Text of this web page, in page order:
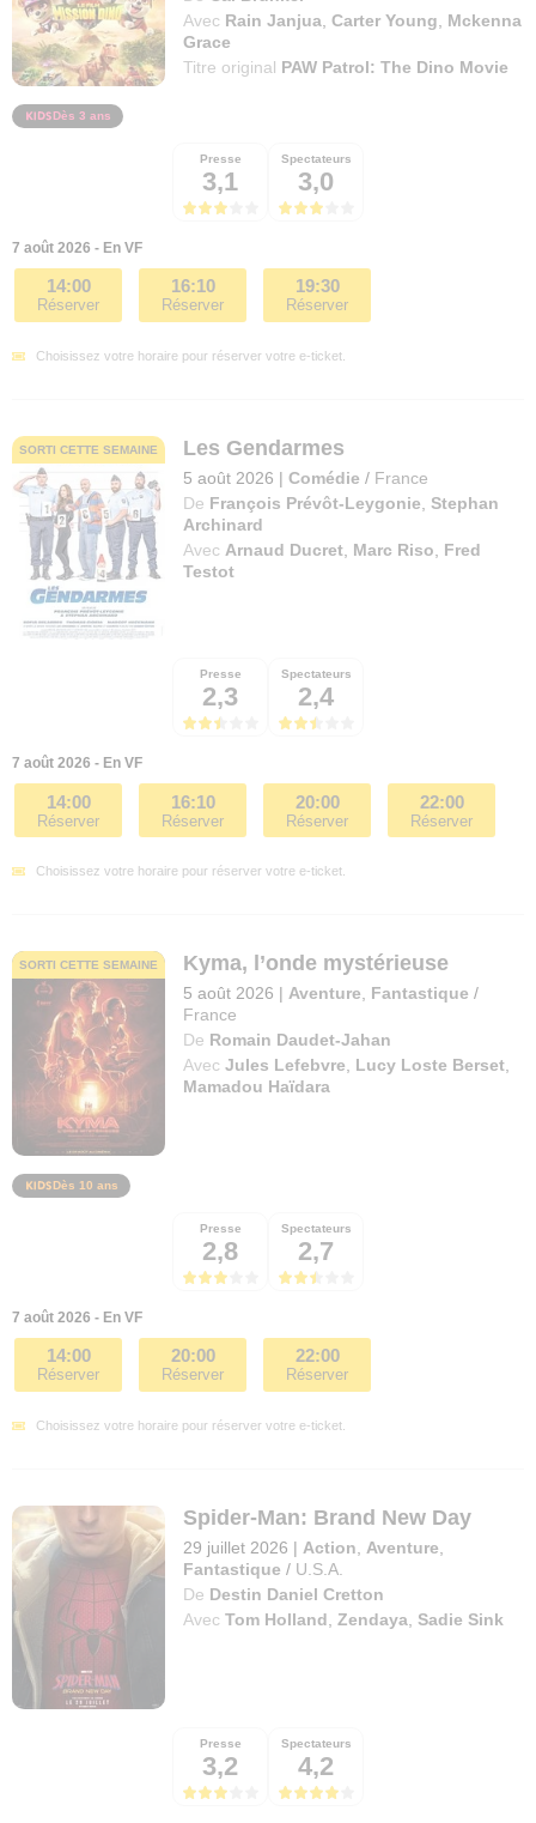
Avec Rain Janjua ,Carter Young
Mckenna
Grace
Titre original PAW Patrol: The Dino Movie
Dès 3 ans
Presse
3,1
Spectateurs
3,0
7 août 2026 - En VF
14:00
Réserver
16:10
Réserver
19:30
Réserver
Choisissez votre horaire pour réserver votre e-ticket.
SORTI CETTE SEMAINE Les Gendarmes
5 août 2026 | Comédie / France
De François Prévôt-Leygonie ,Stephan
Archinard
Avec Arnaud Ducret Marc Riso
Fred
Testot
Presse
2,3
Spectateurs
2,4
7 août 2026 - En VF
14:00
Réserver
16:10
Réserver
20:00
Réserver
22:00
Réserver
Choisissez votre horaire pour réserver votre e-ticket.
SORTI CETTE SEMAINE Kyma, l’onde mystérieuse
5 août 2026 | Aventure Fantastique /
France
De Romain Daudet-Jahan
Avec Jules Lefebvre Lucy Loste Berset
Mamadou Haïdara
Dès 10 ans
Presse
2,8
Spectateurs
2,7
7 août 2026 - En VF
14:00
Réserver
20:00
Réserver
22:00
Réserver
Choisissez votre horaire pour réserver votre e-ticket.
Spider-Man: Brand New Day
29 juillet 2026 | Action Aventure
Fantastique / U.S.A.
De Destin Daniel Cretton
Avec Tom Holland ,Zendaya ,Sadie Sink
Presse
3,2
Spectateurs
4,2